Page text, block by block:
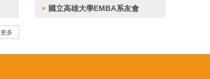
更多
國立高雄大學EMBA系友會